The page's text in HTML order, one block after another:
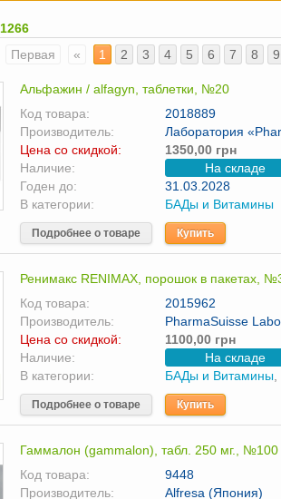
1266
Первая
« 1 2 3 4 5 6 7 8 9
Альфажин / alfagyn, таблетки, №20
Код товара:
2018889
Производитель:
Лаборатория
Цена со скидкой:
1350,00 грн
Наличие:
На складе
Годен до:
31.03.2028
В категории:
БАДы и Витамины
Подробнее о товаре Купить
Ренимакс RENIMAX, порошок в пакетах,
Код товара:
2015962
Производитель:
PharmaSuisse
Цена со скидкой:
1100,00 грн
Наличие:
На складе
В категории:
БАДы и Витамины
Подробнее о товаре Купить
Гаммалон (gammalon), табл. 250 мг., №100
Код товара:
9448
Производитель:
Alfresa (Япония)